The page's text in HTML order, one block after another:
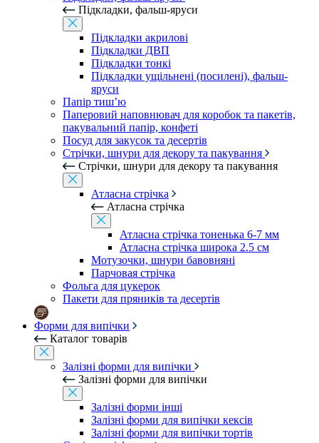
Підкладки, фальш-яруси
Підкладки акрилові
Підкладки ДВП
Підкладки тонкі
Підкладки ущільнені (посилені), фальш-
яруси
Папір тиш’ю
Паперовий наповнювач для коробок та пакетів,
пакувальний папір, конфеті
Посуд для закусок та десертів
Стрічки, шнури для декору та пакування
Стрічки, шнури для декору та пакування
Атласна стрічка
Атласна стрічка
Атласна стрічка тоненька 6-7 мм
Атласна стрічка широка 2.5 см
Мотузочки, шнури бавовняні
Парчовая стрічка
Фольга для цукерок
Пакети для пряників та десертів
Форми для випічки
Каталог товарів
Залізні форми для випічки
Залізні форми для випічки
Залізні форми інші
Залізні форми для випічки кексів
Залізні форми для випічки тортів